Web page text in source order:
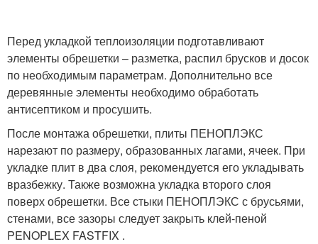
Перед укладкой теплоизоляции подготавливают
элементы обрешетки – разметка, распил брусков и досок
по необходимым параметрам. Дополнительно все
деревянные элементы необходимо обработать
антисептиком и просушить.
После монтажа обрешетки, плиты ПЕНОПЛЭКС
нарезают по размеру, образованных лагами, ячеек. При
укладке плит в два слоя, рекомендуется его укладывать
вразбежку. Также возможна укладка второго слоя
поверх обрешетки. Все стыки ПЕНОПЛЭКС с брусьями,
стенами, все зазоры следует закрыть клей-пеной
PENOPLEX FASTFIX .